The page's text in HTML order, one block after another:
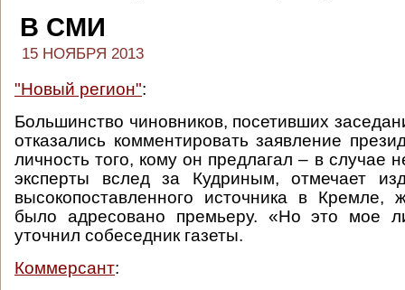
В СМИ
15 НОЯБРЯ 2013
"Новый регион":
Большинство чиновников, посетивших
отказались комментировать заявление
личность того, кому он предлагал – в случае
эксперты вслед за Кудриным, отмечает
высокопоставленного источника в Кремле,
было адресовано премьеру. «Но это мое
уточнил собеседник газеты.
Коммерсант: